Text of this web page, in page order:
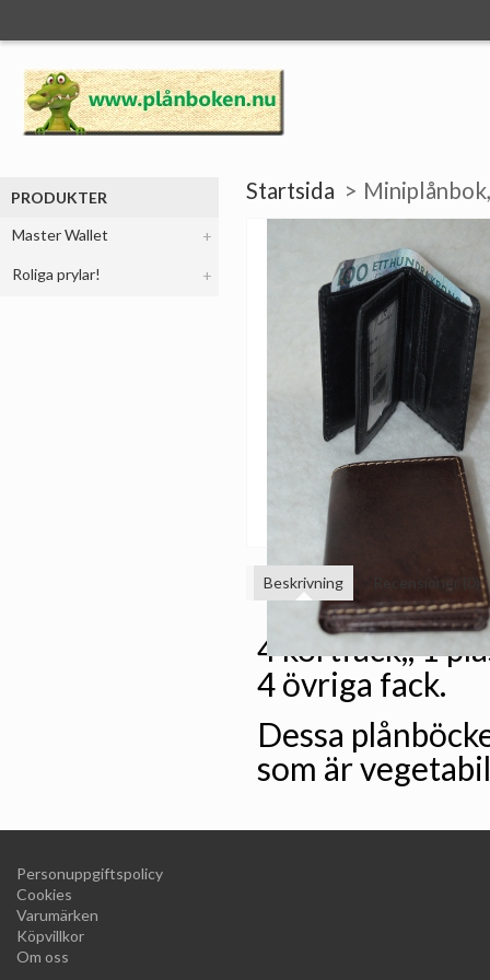
PRODUKTER
Master Wallet
Roliga prylar!
Startsida
Beskrivning Recensioner (0)
4 kortfack,, 1
4 övriga fack.
Dessa
som är
Personuppgiftspolicy
Cookies
Varumärken
Köpvillkor
Om oss